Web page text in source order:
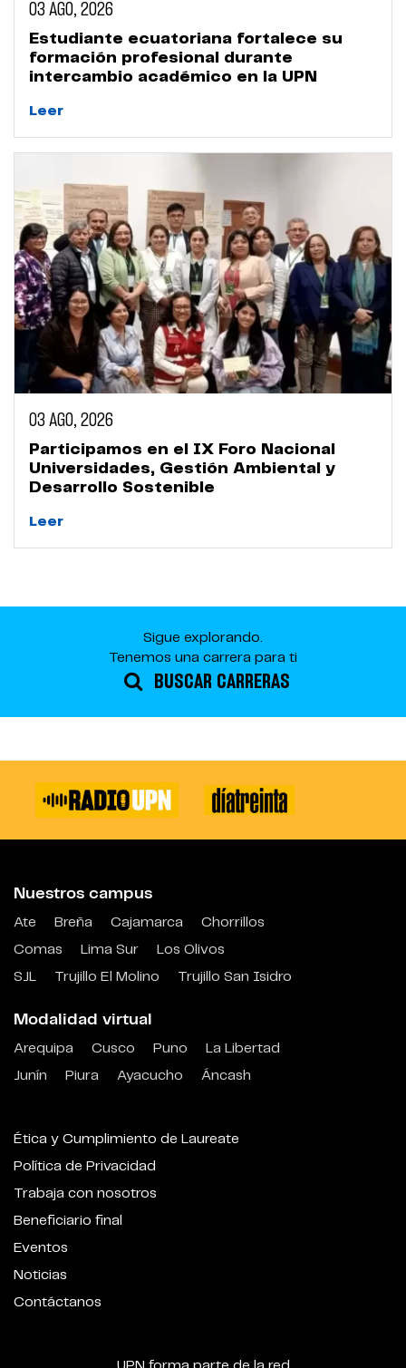
03 AGO, 2026
Estudiante ecuatoriana fortalece su
formación profesional durante
intercambio académico en la UPN
Leer
03 AGO, 2026
Participamos en el IX Foro Nacional
Universidades, Gestión Ambiental y
Desarrollo Sostenible
Leer
Sigue explorando.
Tenemos una carrera para ti
BUSCAR CARRERAS
Nuestros campus
Ate Breña Cajamarca
Chorrillos
Comas
Lima Sur
Los Olivos
SJL
Trujillo El Molino Trujillo San Isidro
Modalidad virtual
Arequipa Cusco Puno
La Libertad
Junín
Piura Ayacucho Áncash
Ética y Cumplimiento de Laureate
Política de Privacidad
Trabaja con nosotros
Beneficiario final
Eventos
Noticias
Contáctanos